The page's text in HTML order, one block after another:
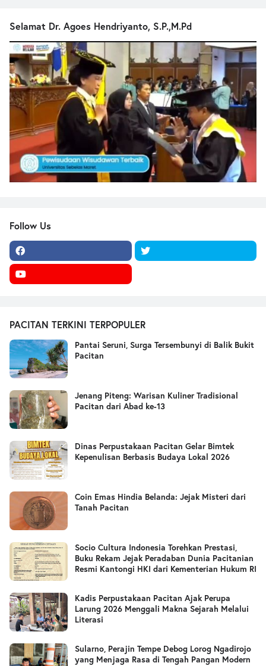
Selamat Dr. Agoes Hendriyanto, S.P.,M.Pd
Follow Us
PACITAN TERKINI TERPOPULER
Pantai Seruni, Surga Tersembunyi di Balik Bukit
Pacitan
Jenang Piteng: Warisan Kuliner Tradisional
Pacitan dari Abad ke-13
Dinas Perpustakaan Pacitan Gelar Bimtek
Kepenulisan Berbasis Budaya Lokal 2026
Coin Emas Hindia Belanda: Jejak Misteri dari
Tanah Pacitan
Socio Cultura Indonesia Torehkan Prestasi,
Buku Rekam Jejak Peradaban Dunia Pacitanian
Resmi Kantongi HKI dari Kementerian Hukum RI
Kadis Perpustakaan Pacitan Ajak Perupa
Larung 2026 Menggali Makna Sejarah Melalui
Literasi
Sularno, Perajin Tempe Debog Lorog Ngadirojo
yang Menjaga Rasa di Tengah Pangan Modern